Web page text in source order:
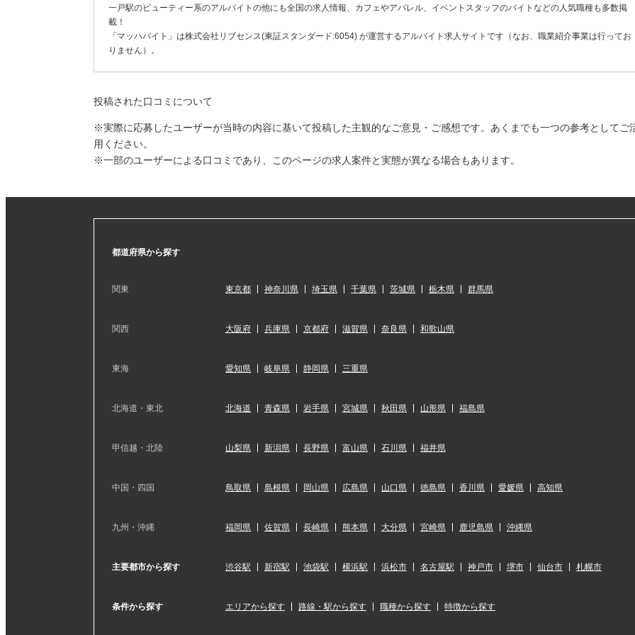
一戸駅のビューティー系のアルバイトの他にも全国の求人情報、カフェやアパレル、イベントスタッフのバイトなどの人気職種も多数掲
載！
「マッハバイト」は株式会社リブセンス(東証スタンダード:6054) が運営するアルバイト求人サイトです（なお、職業紹介事業は行ってお
りません）。
投稿された口コミについて
※実際に応募したユーザーが当時の内容に基いて投稿した主観的なご意見・ご感想です。あくまでも一つの参考としてご
用ください。
※一部のユーザーによる口コミであり、このページの求人案件と実態が異なる場合もあります。
都道府県から探す
関東 東京都 神奈川県 埼玉県 千葉県 茨城県 栃木県 群馬県
関西 大阪府 兵庫県 京都府 滋賀県 奈良県 和歌山県
東海 愛知県 岐阜県 静岡県 三重県
北海道・東北 北海道 青森県 岩手県 宮城県 秋田県 山形県 福島県
甲信越・北陸 山梨県 新潟県 長野県 富山県 石川県 福井県
中国・四国 鳥取県 島根県 岡山県 広島県 山口県 徳島県 香川県 愛媛県 高知県
九州・沖縄 福岡県 佐賀県 長崎県 熊本県 大分県 宮崎県 鹿児島県 沖縄県
主要都市から探す 渋谷駅 新宿駅 池袋駅 横浜駅 浜松市 名古屋駅 神戸市 堺市 仙台市 札幌市
条件から探す エリアから探す 路線・駅から探す 職種から探す 特徴から探す